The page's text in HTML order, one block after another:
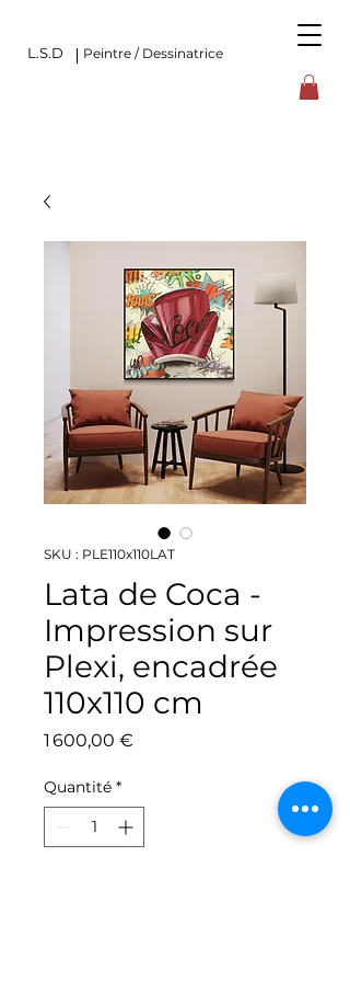
L.S.D Peintre / Dessinatrice
SKU : PLE110x110LAT
Lata de Coca -
Impression sur
Plexi, encadrée
110x110 cm
1 600,00 €
Quantité *